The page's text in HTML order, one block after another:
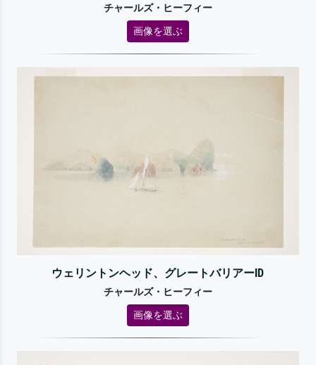
チャールズ・ヒーフィー
画像を選ぶ
ウェリントンヘッド、グレートバリアーID
チャールズ・ヒーフィー
画像を選ぶ